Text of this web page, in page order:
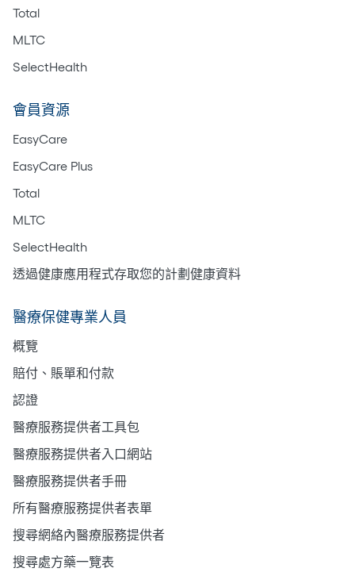
Total
MLTC
SelectHealth
會員資源
EasyCare
EasyCare Plus
Total
MLTC
SelectHealth
透過健康應用程式存取您的計劃健康資料
醫療保健專業人員
概覽
賠付、賬單和付款
認證
醫療服務提供者工具包
醫療服務提供者入口網站
醫療服務提供者手冊
所有醫療服務提供者表單
搜尋網絡內醫療服務提供者
搜尋處方藥一覽表